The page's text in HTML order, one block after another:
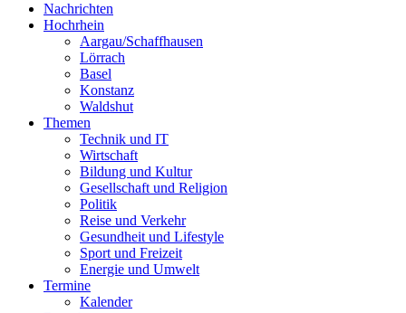
Nachrichten
Hochrhein
Aargau/Schaffhausen
Lörrach
Basel
Konstanz
Waldshut
Themen
Technik und IT
Wirtschaft
Bildung und Kultur
Gesellschaft und Religion
Politik
Reise und Verkehr
Gesundheit und Lifestyle
Sport und Freizeit
Energie und Umwelt
Termine
Kalender